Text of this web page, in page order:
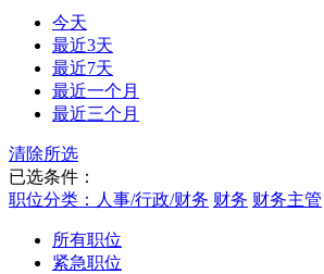
今天
最近3天
最近7天
最近一个月
最近三个月
清除所选
已选条件：
职位分类：人事/行政/财务 财务 财务主管
所有职位
紧急职位